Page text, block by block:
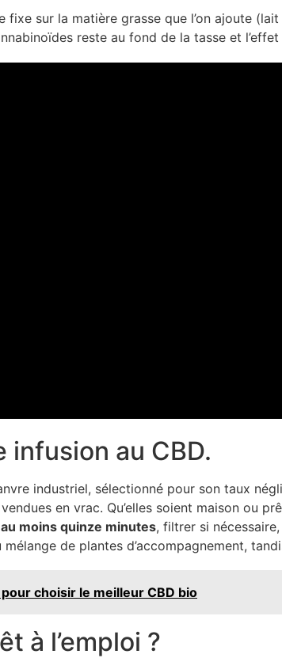
fixe sur la matière grasse que l’on ajoute
reste au fond de la tasse et
infusion au CBD.
industriel, sélectionné pour son taux
en vrac. Qu’elles soient maison ou
au moins quinze minutes, filtrer si
de plantes d’accompagnement,
choisir le meilleur CBD bio
à l’emploi ?